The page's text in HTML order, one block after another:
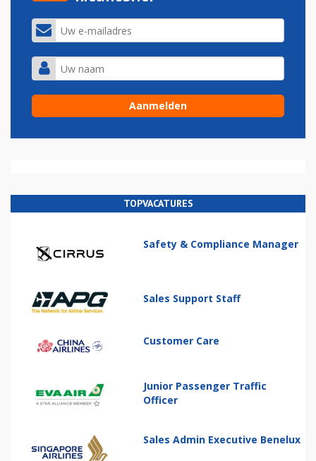
TOPVACATURES
Safety & Compliance Manager
Sales Support Staff
Customer Care
Junior Passenger Traffic
Officer
Sales Admin Executive Benelux